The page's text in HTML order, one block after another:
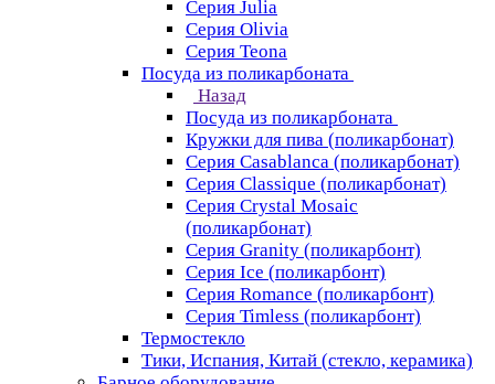
Серия Julia
Серия Olivia
Серия Teona
Посуда из поликарбоната
Назад
Посуда из поликарбоната
Кружки для пива (поликарбонат)
Серия Casablanсa (поликарбонат)
Серия Classique (поликарбонат)
Серия Crystal Mosaic
(поликарбонат)
Серия Granity (поликарбонт)
Серия Ice (поликарбонт)
Серия Romance (поликарбонт)
Серия Timless (поликарбонт)
Термостекло
Тики, Испания, Китай (стекло, керамика)